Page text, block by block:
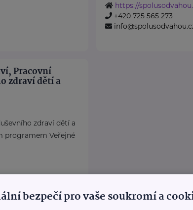
https://
+420 725 565 273
Pracovní
zdraví dětí a
zdraví dětí a
programem Veřejné
bezpečí pro vaše soukromí a